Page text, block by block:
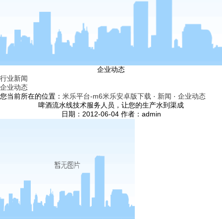
企业动态
行业新闻
企业动态
您当前所在的位置： 米乐平台-m6米乐安卓版下载 · 新闻 · 企业动态
啤酒流水线技术服务人员，让您的生产水到渠成
日期：2012-06-04 作者：admin